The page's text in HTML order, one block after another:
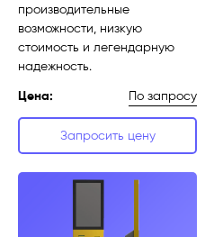
производительные
возможности, низкую
стоимость и легендарную
надежность.
Цена:
По запросу
Запросить цену